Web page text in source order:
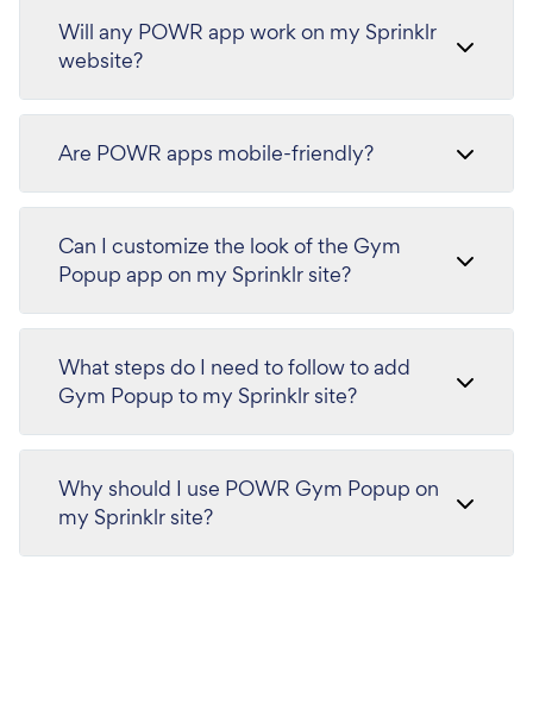
Will any POWR app work on my Sprinklr
website?
Are POWR apps mobile-friendly?
Can I customize the look of the Gym
Popup app on my Sprinklr site?
What steps do I need to follow to add
Gym Popup to my Sprinklr site?
Why should I use POWR Gym Popup on
my Sprinklr site?